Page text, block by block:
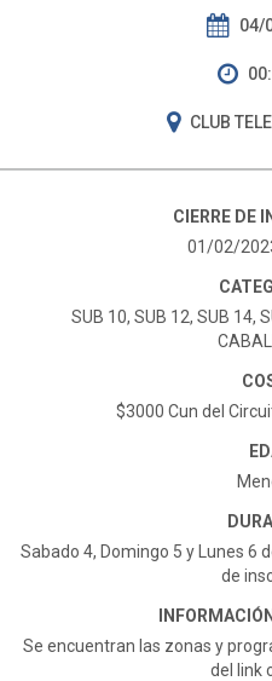
04/
CLUB
CIERRE DE
01/02/
SUB 10, SUB 12, SUB 14,
$3000 Cun del
Sabado 4, Domingo 5 y Lunes 6
de
Se encuentran las zonas y
del link